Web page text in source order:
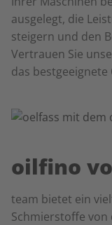
ausgelegt, die
steigern und den
Vertrauen Sie
das
oilfino
team bietet ein
Schmierstoffe